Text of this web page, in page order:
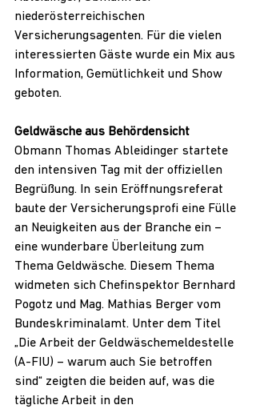
niederösterreichischen
Versicherungsagenten. Für die vielen
interessierten Gäste wurde ein Mix aus
Information, Gemütlichkeit und Show
geboten.
Geldwäsche aus Behördensicht
Obmann Thomas Ableidinger startete
den intensiven Tag mit der offiziellen
Begrüßung. In sein Eröffnungsreferat
baute der Versicherungsprofi eine Fülle
an Neuigkeiten aus der Branche ein –
eine wunderbare Überleitung zum
Thema Geldwäsche. Diesem Thema
widmeten sich Chefinspektor Bernhard
Pogotz und Mag. Mathias Berger vom
Bundeskriminalamt. Unter dem Titel
„Die Arbeit der Geldwäschemeldestelle
(A-FIU) – warum auch Sie betroffen
sind“ zeigten die beiden auf, was die
tägliche Arbeit in den